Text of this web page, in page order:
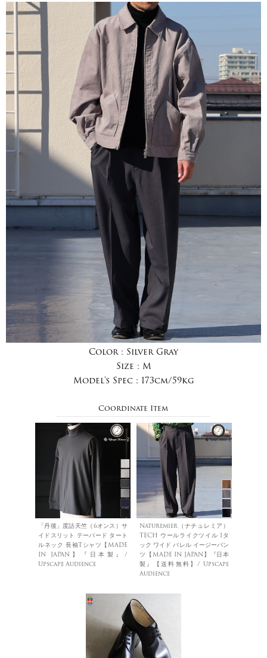
Color : Silver Gray
Size : M
Model's Spec : 173cm/59kg
Coordinate Item
「丹後」度詰天竺（6オンス）サ
イドスリット テーパード タート
ルネック 長袖Tシャツ【MADE
IN JAPAN】『日本製』/
Upscape Audience
Naturemier（ナチュレミア）
TECH ウールライクツイル 1タ
ック ワイド バレル イージーパン
ツ【MADE IN JAPAN】『日本
製』【送料無料】/ Upscape
Audience